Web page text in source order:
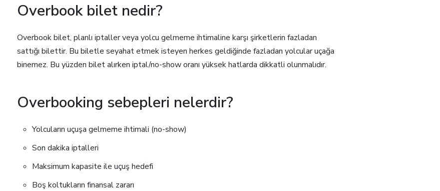
Overbook bilet nedir?
Overbook bilet, planlı iptaller veya yolcu gelmeme ihtimaline karşı şirketlerin fazladan
sattığı bilettir. Bu biletle seyahat etmek isteyen herkes geldiğinde fazladan yolcular uçağa
binemez. Bu yüzden bilet alırken iptal/no-show oranı yüksek hatlarda dikkatli olunmalıdır.
Overbooking sebepleri nelerdir?
Yolcuların uçuşa gelmeme ihtimali (no-show)
Son dakika iptalleri
Maksimum kapasite ile uçuş hedefi
Boş koltukların finansal zararı